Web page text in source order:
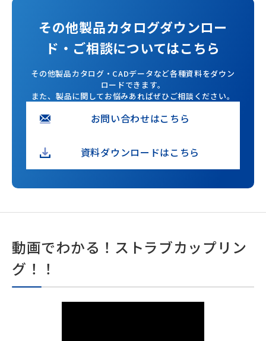
その他製品カタログダウンロー
ド・ご相談についてはこちら
その他製品カタログ・CADデータなど各種資料をダウン
ロードできます。
また、製品に関してお悩みあればぜひご相談ください。
お問い合わせはこちら
資料ダウンロードはこちら
動画でわかる！ストラブカップリン
グ！！